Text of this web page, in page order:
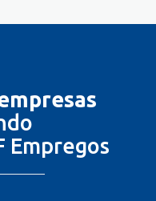
Empregos